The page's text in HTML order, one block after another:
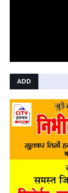
ADD